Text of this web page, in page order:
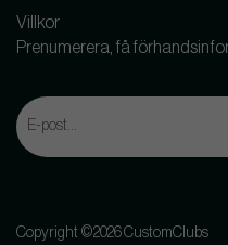
Villkor
Prenumerera, få
Copyright ©2026 CustomClubs